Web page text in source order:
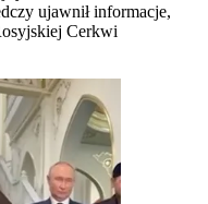
ujawnił informacje,
Cerkwi